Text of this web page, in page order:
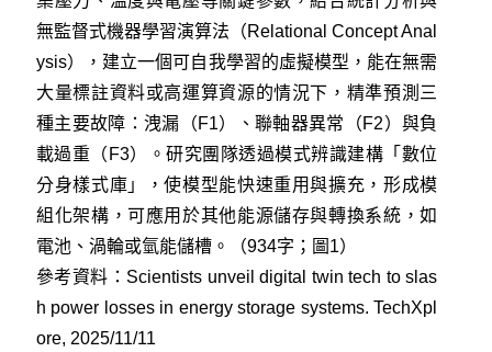
無監督式機器學習演算法（Relational Concept Anal
ysis），建立一個可自我學習的虛擬模型，能在無需
大量標註資料或高運算資源的情況下，精準預測三
種主要故障：洩漏（F1）、聯軸器異常（F2）與負
載過重（F3）。研究團隊透過模式辨識建構「數位
分身樣式庫」，使模型能快速重用與擴充，形成模
組化架構，可應用於其他能源儲存與轉換系統，如
電池、渦輪或氫能儲槽。（934字；圖1）
參考資料： Scientists unveil digital twin tech to slas
h power losses in energy storage systems. TechXpl
ore, 2025/11/11